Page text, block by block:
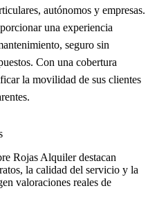
autónomos y empresas.
una experiencia
seguro sin
Con una cobertura
la movilidad de sus clientes
Rojas Alquiler destacan
la calidad del servicio y la
valoraciones reales de